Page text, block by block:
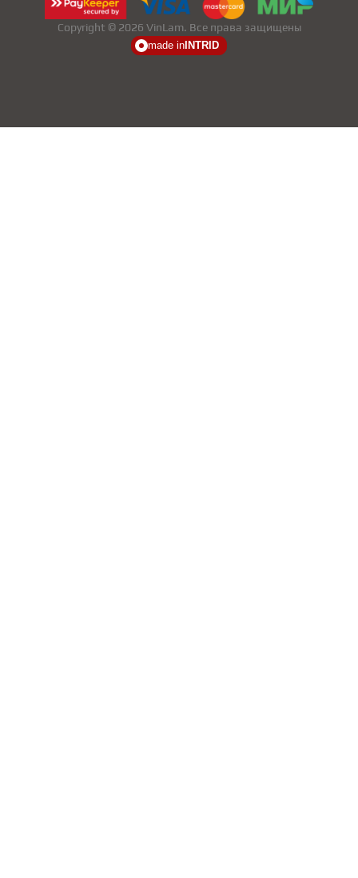
Copyright © 2026 VinLam. Все права защищены
made in INTRID